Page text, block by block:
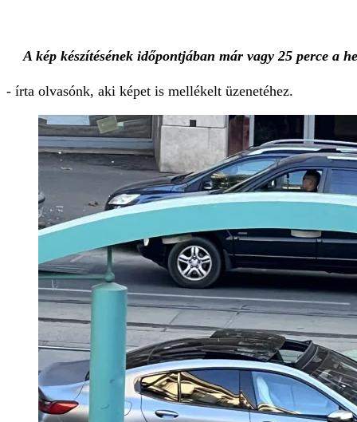
A kép készítésének időpontjában már vagy 25 perce a
- írta olvasónk, aki képet is mellékelt üzenetéhez.